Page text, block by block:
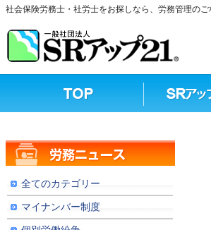
社会保険労務士・社労士をお探しなら、労務管理の
全てのカテゴリー
マイナンバー制度